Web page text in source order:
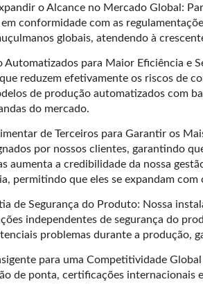
o Alcance no Mercado Global:
conformidade com as
globais, atendendo à
Automatizados para Maior Eficiência e
reduzem efetivamente os riscos de
de produção automatizados com
do mercado.
de Terceiros para Garantir os
por nossos clientes, garantindo
aumenta a credibilidade da nossa
permitindo que eles se expandam com
de Segurança do Produto: Nossa
independentes de segurança do
problemas durante a produção,
para uma Competitividade
de ponta, certificações